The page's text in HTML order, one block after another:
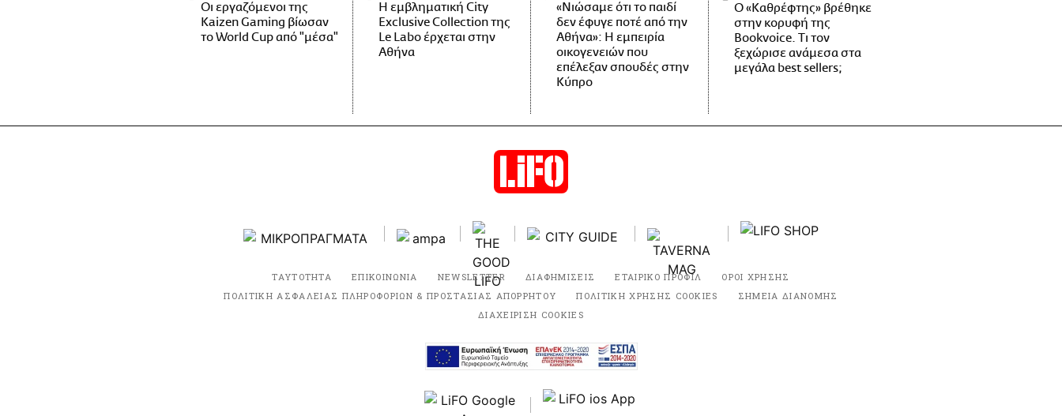
Οι εργαζόμενοι της
Kaizen Gaming βίωσαν
το World Cup από "μέσα"
Η εμβληματική City
Exclusive Collection της
Le Labo έρχεται στην
Αθήνα
«Νιώσαμε ότι το παιδί
δεν έφυγε ποτέ από την
Αθήνα»: Η εμπειρία
οικογενειών που
επέλεξαν σπουδές στην
Κύπρο
Ο «Καθρέφτης» βρέθηκε
στην κορυφή της
Bookvoice. Τι τον
ξεχώρισε ανάμεσα στα
μεγάλα best sellers;
ΤΑΥΤΟΤΗΤΑ ΕΠΙΚΟΙΝΩΝΙΑ NEWSLETTER ΔΙΑΦΗΜΙΣΕΙΣ ΕΤΑΙΡΙΚΟ ΠΡΟΦΙΛ
ΟΡΟΙ ΧΡΗΣΗΣ
ΠΟΛΙΤΙΚΗ ΑΣΦΑΛΕΙΑΣ ΠΛΗΡΟΦΟΡΙΩΝ & ΠΡΟΣΤΑΣΙΑΣ ΑΠΟΡΡΗΤΟΥ
ΠΟΛΙΤΙΚΗ ΧΡΗΣΗΣ COOKIES
ΣΗΜΕΙΑ ΔΙΑΝΟΜΗΣ
ΔΙΑΧΕΙΡΙΣΗ COOKIES